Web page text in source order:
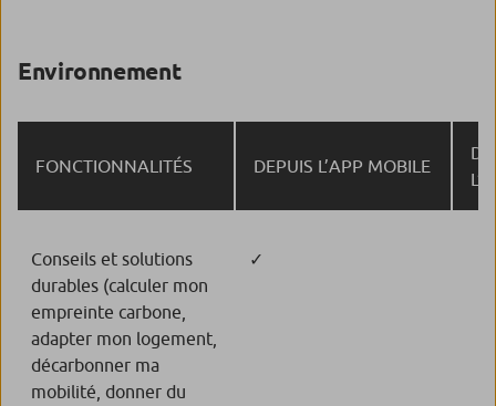
Environnement
FONCTIONNALITÉS DEPUIS L’APP MOBILE
Conseils et solutions
durables (calculer mon
empreinte carbone,
adapter mon logement,
décarbonner ma
mobilité, donner du
✓